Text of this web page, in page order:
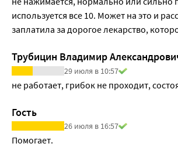
используется все 10. Может на это и
заплатила за дорогое лекарство,
Трубицин Владимир
29 июля в 10:57
не работает, грибок не проходит,
Гость
26 июля в 16:57
Помогает.